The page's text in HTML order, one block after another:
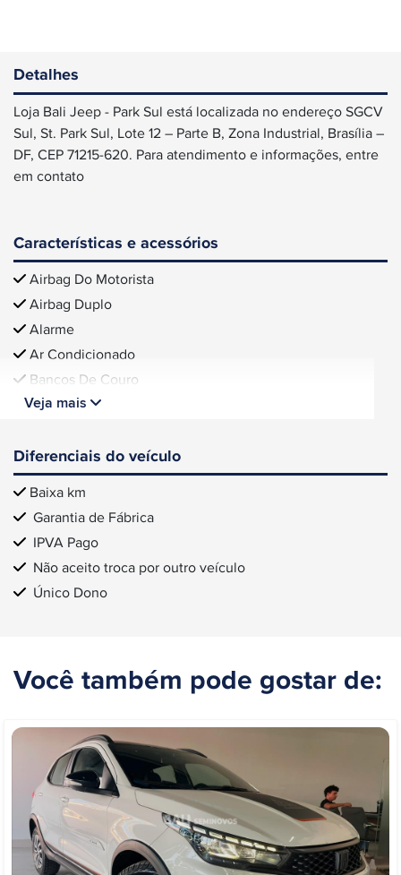
Detalhes
Loja Bali Jeep - Park Sul está localizada no endereço SGCV
Sul, St. Park Sul, Lote 12 – Parte B, Zona Industrial, Brasília –
DF, CEP 71215-620. Para atendimento e informações, entre
em contato
Características e acessórios
Airbag Do Motorista
Airbag Duplo
Alarme
Ar Condicionado
Bancos De Couro
Veja mais
Diferenciais do veículo
Baixa km
Garantia de Fábrica
IPVA Pago
Não aceito troca por outro veículo
Único Dono
Você também pode gostar de: